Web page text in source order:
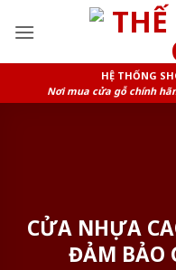
HỆ THỐNG
Nơi mua cửa gỗ chính
CỬA NHỰA
ĐẢM BẢO